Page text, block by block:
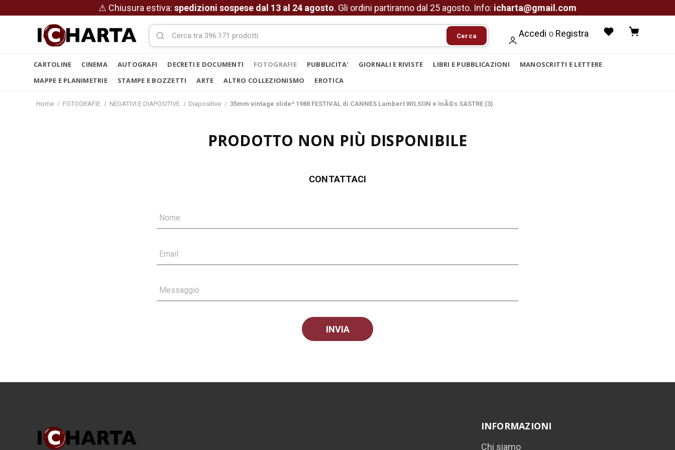
⚠ Chiusura estiva: spedizioni sospese dal 13 al 24 agosto. Gli ordini partiranno dal 25 agosto. Info: icharta@gmail.com
Cerca Accedi o Registra
CARTOLINE CINEMA AUTOGRAFI DECRETI E DOCUMENTI FOTOGRAFIE PUBBLICITA' GIORNALI E RIVISTE LIBRI E PUBBLICAZIONI
MANOSCRITTI E LETTERE
MAPPE E PLANIMETRIE
STAMPE E BOZZETTI ARTE ALTRO COLLEZIONISMO EROTICA
Home FOTOGRAFIE NEGATIVI E DIAPOSITIVE Diapositive 35mm vintage slide* 1988 FESTIVAL di CANNES Lambert WILSON e InÃ©s SASTRE (3)
PRODOTTO NON PIÙ DISPONIBILE
CONTATTACI
Nome
Email
Messaggio
INFORMAZIONI
Chi siamo